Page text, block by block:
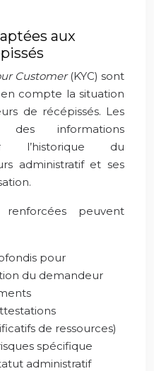
aux
Customer (KYC) sont
compte la situation
de récépissés. Les
des informations
l’historique du
administratif et ses
peuvent
pour
du demandeur
de ressources)
spécifique
administratif